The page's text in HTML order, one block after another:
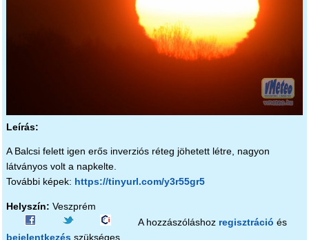
Leírás:
A Balcsi felett igen erős inverziós réteg jöhetett létre, nagyon
látványos volt a napkelte.
További képek: https://tinyurl.com/y3r55gr5
Helyszín: Veszprém
A hozzászóláshoz regisztráció és
bejelentkezés szükséges